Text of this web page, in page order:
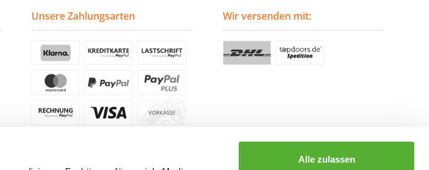
Alle zulassen
Unsere Zahlungsarten Wir versenden mit: